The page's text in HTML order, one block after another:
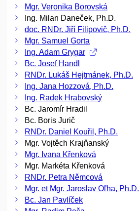
Mgr. Veronika Borovská
Ing. Milan Daneček, Ph.D.
doc. RNDr. Jiří Filipovič, Ph.D.
Mgr. Samuel Gorta
Ing. Adam Grygar
Bc. Josef Handl
RNDr. Lukáš Hejtmánek, Ph.D.
Ing. Jana Hozzová, Ph.D.
Ing. Radek Hrabovský
Bc. Jaromír Hradil
Bc. Boris Jurič
RNDr. Daniel Kouřil, Ph.D.
Mgr. Vojtěch Krajňanský
Mgr. Ivana Křenková
Mgr. Markéta Křenková
RNDr. Petra Němcová
Mgr. et Mgr. Jaroslav Oľha, Ph.D.
Bc. Jan Pavlíček